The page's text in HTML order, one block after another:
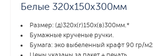
Белые 320х150х300мм
Размер: (д)320х(г)150х(в)300мм.*
Бумажные крученые ручки.
Бумага: эко выбеленный крафт 90 гр/м2.